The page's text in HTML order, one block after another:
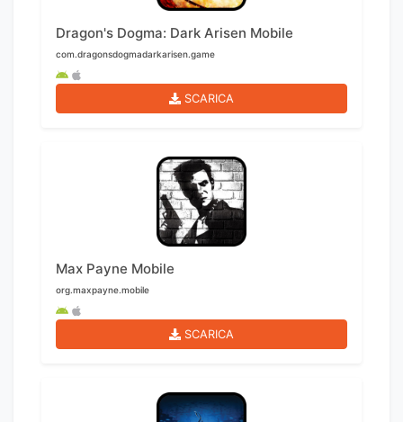
Dragon's Dogma: Dark Arisen Mobile
com.dragonsdogmadarkarisen.game
SCARICA
Max Payne Mobile
org.maxpayne.mobile
SCARICA